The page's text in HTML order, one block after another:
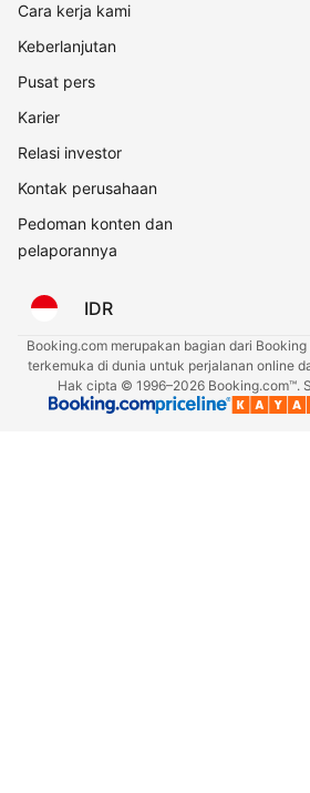
Cara kerja kami
Keberlanjutan
Pusat pers
Karier
Relasi investor
Kontak perusahaan
Pedoman konten dan
pelaporannya
IDR
Booking.com merupakan bagian dari
terkemuka di dunia untuk perjalanan online
Hak cipta © 1996–2026 Booking.com™.